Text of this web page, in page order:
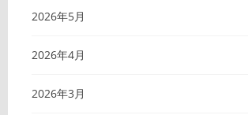
2026年5月
2026年4月
2026年3月